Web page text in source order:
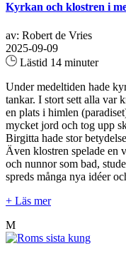
Kyrkan och klostren i
av: Robert de Vries
2025-09-09
Lästid 14 minuter
Under medeltiden hade
tankar. I stort sett alla var
en plats i himlen
mycket jord och tog upp
Birgitta hade stor
Även klostren spelade en
och nunnor som bad,
spreds många nya idéer
+ Läs mer
M